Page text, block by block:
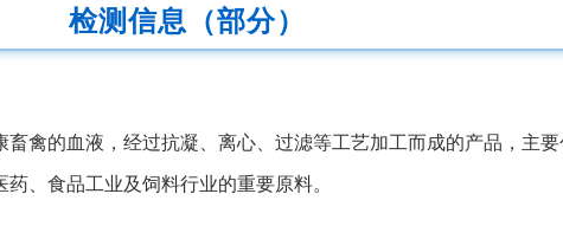
检测信息（部分）
禽的血液，经过抗凝、离心、过滤等工艺加工而成的产品，主
、食品工业及饲料行业的重要原料。